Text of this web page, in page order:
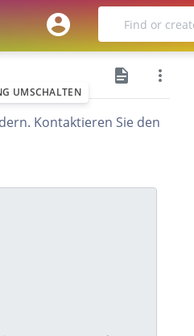
Kontaktieren Sie den
UMSCHALTEN